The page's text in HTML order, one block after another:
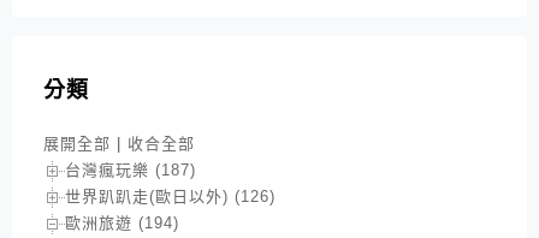
分類
展開全部
收合全部
台灣瘋玩樂 (187)
世界趴趴走(歐日以外) (126)
歐洲旅遊 (194)